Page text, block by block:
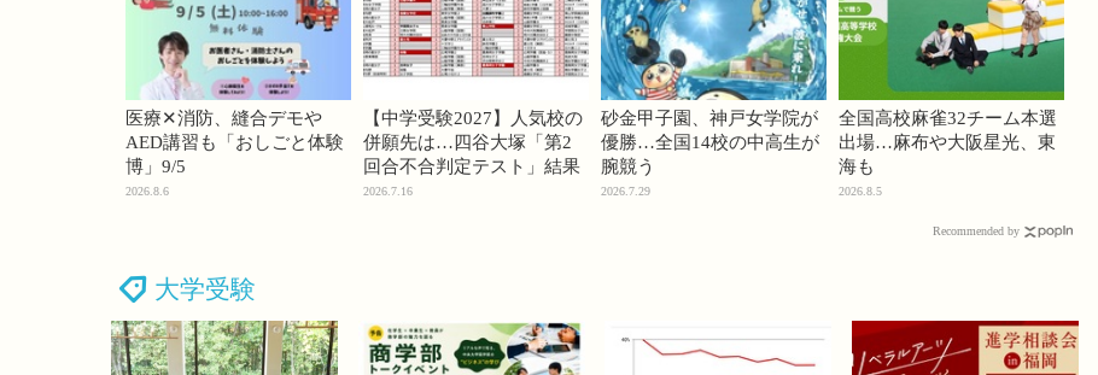
医療✕消防、縫合デモや
AED講習も「おしごと体験
博」9/5
2026.8.6
【中学受験2027】人気校の
併願先は…四谷大塚「第2
回合不合判定テスト」結果
2026.7.16
砂金甲子園、神戸女学院が
優勝…全国14校の中高生が
腕競う
2026.7.29
全国高校麻雀32チーム本選
出場…麻布や大阪星光、東
海も
2026.8.5
Recommended by
大学受験